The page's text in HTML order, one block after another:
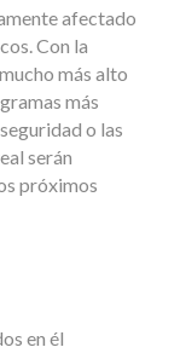
afectado
Con la
más alto
más
o las
serán
próximos
en él